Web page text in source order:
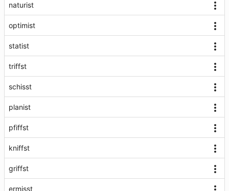
naturist
optimist
statist
triffst
schisst
planist
pfiffst
kniffst
griffst
ermisst